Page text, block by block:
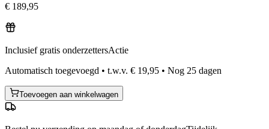
€ 189,95
Inclusief gratis onderzettersActie
Automatisch toegevoegd • t.w.v. € 19,95 • Nog 25 dagen
Toevoegen aan winkelwagen